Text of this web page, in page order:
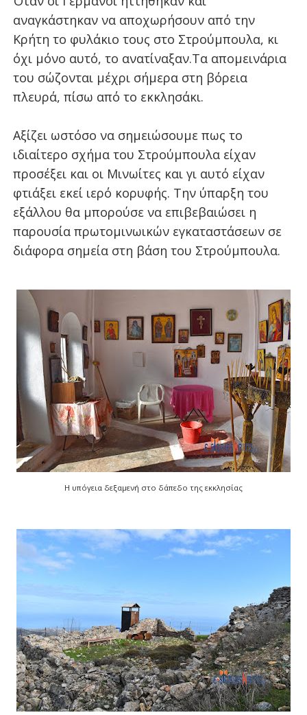
αναγκάστηκαν να αποχωρήσουν από την
Κρήτη το φυλάκιο τους στο Στρούμπουλα, κι
όχι μόνο αυτό, το ανατίναξαν.Τα απομεινάρια
του σώζονται μέχρι σήμερα στη βόρεια
πλευρά, πίσω από το εκκλησάκι.
Αξίζει ωστόσο να σημειώσουμε πως το
ιδιαίτερο σχήμα του Στρούμπουλα είχαν
προσέξει και οι Μινωίτες και γι αυτό είχαν
φτιάξει εκεί ιερό κορυφής. Την ύπαρξη του
εξάλλου θα μπορούσε να επιβεβαιώσει η
παρουσία πρωτομινωικών εγκαταστάσεων σε
διάφορα σημεία στη βάση του Στρούμπουλα.
Η υπόγεια δεξαμενή στο δάπεδο της εκκλησίας